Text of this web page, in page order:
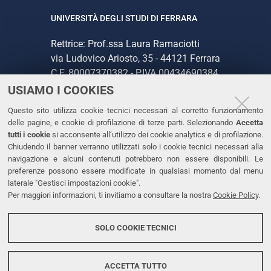
USIAMO I COOKIES
Questo sito utilizza cookie tecnici necessari al corretto funzionamento
delle pagine, e cookie di profilazione di terze parti. Selezionando Accetta
tutti i cookiesi acconsente all’utilizzo dei cookie analytics e di profilazione.
Chiudendo il banner verranno utilizzati solo i cookie tecnici necessari alla
navigazione e alcuni contenuti potrebbero non essere disponibili. Le
preferenze possono essere modificate in qualsiasi momento dal menu
laterale "Gestisci impostazioni cookie".
Per maggiori informazioni, ti invitiamo a consultare la nostra Cookie Policy.
SOLO COOKIE TECNICI
ACCETTA TUTTO
UNIVERSITÀ DEGLI STUDI DI FERRARA
Rettrice: Prof.ssa Laura Ramaciotti
via Ludovico Ariosto, 35 - 44121 Ferrara
C.F. 80007370382 - P.IVA 00434690384
CONTATTI
Tel. +39 0532 293111
Fax. +39 0532 293031
PEC
LINKS
Accessibilità
Protezione dati personali